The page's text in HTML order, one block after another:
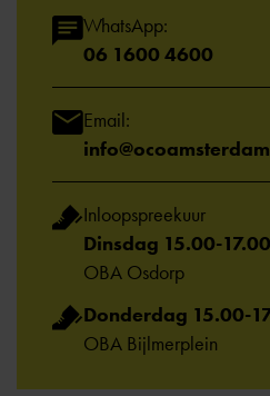
WhatsApp:
06 1600 4600
Email:
Inloopspreekuur
Dinsdag 15.00-17.00
OBA Osdorp
Donderdag 15.00-
OBA Bijlmerplein